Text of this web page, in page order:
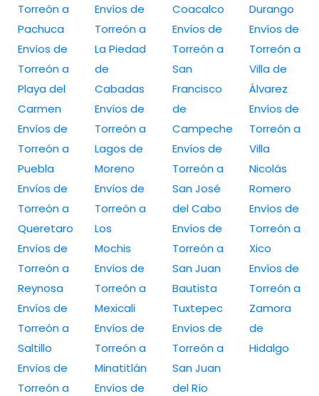
Torreón a
Pachuca
Envíos de
Torreón a
Playa del
Carmen
Envíos de
Torreón a
Puebla
Envíos de
Torreón a
Queretaro
Envíos de
Torreón a
Reynosa
Envíos de
Torreón a
Saltillo
Envíos de
Torreón a
Envíos de
Torreón a
La Piedad
de
Cabadas
Envíos de
Torreón a
Lagos de
Moreno
Envíos de
Torreón a
Los
Mochis
Envíos de
Torreón a
Mexicali
Envíos de
Torreón a
Minatitlán
Envíos de
Coacalco
Envíos de
Torreón a
San
Francisco
de
Campeche
Envíos de
Torreón a
San José
del Cabo
Envíos de
Torreón a
San Juan
Bautista
Tuxtepec
Envíos de
Torreón a
San Juan
del Río
Durango
Envíos de
Torreón a
Villa de
Álvarez
Envíos de
Torreón a
Villa
Nicolás
Romero
Envíos de
Torreón a
Xico
Envíos de
Torreón a
Zamora
de
Hidalgo